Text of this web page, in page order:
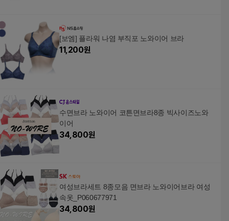
[보엠] 플라워 나염 부직포 노와이어 브라
11,200원
수면브라 노와이어 코튼면브라8종 빅사이즈노와
이어
34,800원
여성브라세트 8종모음 면브라 노와이어브라 여성
속옷_P060677971
34,800원